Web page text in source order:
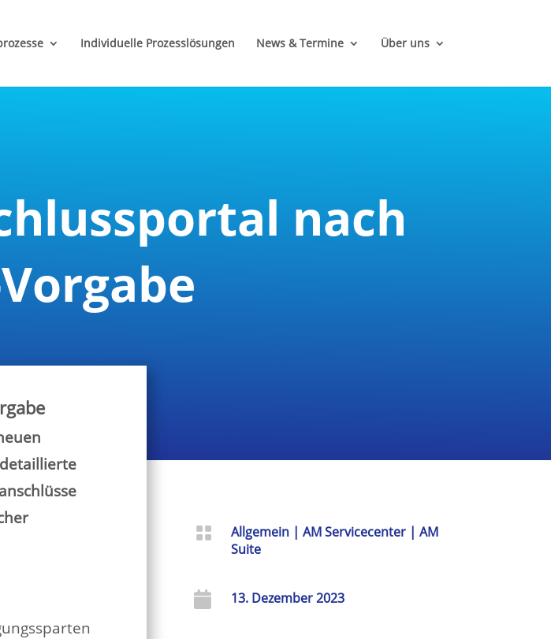
Individuelle Prozesslösungen News & Termine Über uns
nach
 Allgemein |AM Servicecenter |AM
Suite
 13. Dezember 2023